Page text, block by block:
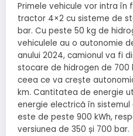
Primele vehicule vor intra în
tractor 4×2 cu sisteme de
bar. Cu peste 50 kg de
vehiculele au o autonomie
anului 2024, camionul va fi
stocare de hidrogen de 700
ceea ce va crește
km. Cantitatea de energie
energie electrică în
este de peste 900 kWh,
versiunea de 350 și 700 bar.